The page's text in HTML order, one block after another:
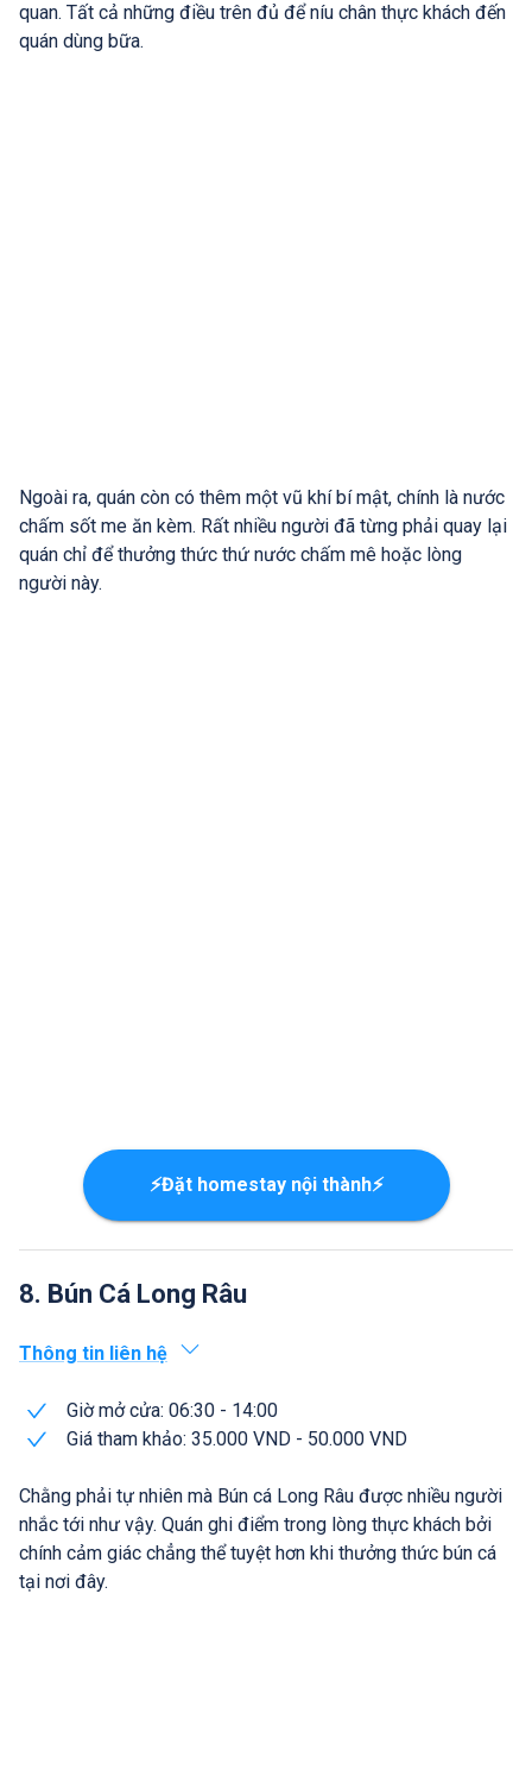
quan. Tất cả những điều trên đủ để níu chân thực khách đến
quán dùng bữa.
Ngoài ra, quán còn có thêm một vũ khí bí mật, chính là nước
chấm sốt me ăn kèm. Rất nhiều người đã từng phải quay lại
quán chỉ để thưởng thức thứ nước chấm mê hoặc lòng
người này.
⚡Đặt homestay nội thành⚡
8. Bún Cá Long Râu
Thông tin liên hệ
Giờ mở cửa: 06:30 - 14:00
Giá tham khảo: 35.000 VND - 50.000 VND
Chằng phải tự nhiên mà Bún cá Long Râu được nhiều người
nhắc tới như vậy. Quán ghi điểm trong lòng thực khách bởi
chính cảm giác chẳng thể tuyệt hơn khi thưởng thức bún cá
tại nơi đây.